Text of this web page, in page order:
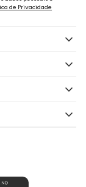
de Privacidade